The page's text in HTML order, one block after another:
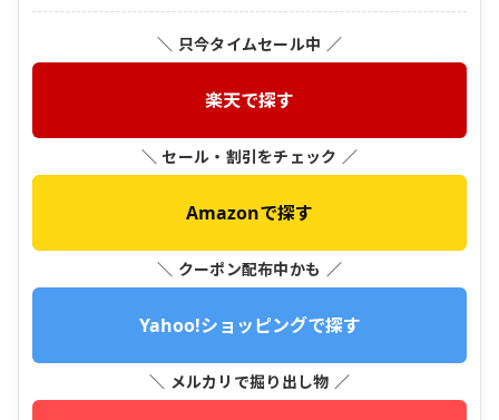
＼ 只今タイムセール中 ／
楽天で探す
＼ セール・割引をチェック ／
Amazonで探す
＼ クーポン配布中かも ／
Yahoo!ショッピングで探す
＼ メルカリで掘り出し物 ／